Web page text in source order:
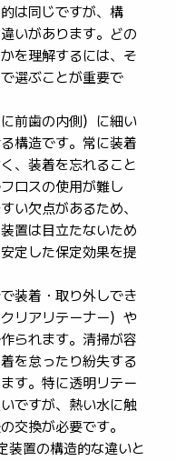
は同じですが、構
いがあります。どの
を理解するには、そ
選ぶことが重要で
前歯の内側）に細い
構造です。常に装着
、装着を忘れること
ロスの使用が難し
い欠点があるため、
置は目立たないため
定した保定効果を提
装着・取り外しでき
リアリテーナー）や
られます。清掃が容
を怠ったり紛失する
す。特に透明リテー
ですが、熱い水に触
交換が必要です。
装置の構造的な違いと